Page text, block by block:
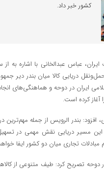
کشور خبر داد.
ایران، عباس عبدالخانی با اشاره به
دریایی کالا میان بندر دیر
ایران در دوحه و هماهنگی‌های
آغاز کرده است.
بندر الرویس از جمله مهم‌ترین
مسیر دریایی نقش مهمی در
تجاری میان دو کشور ایفا
دوحه تصریح کرد: طیف متنوعی از